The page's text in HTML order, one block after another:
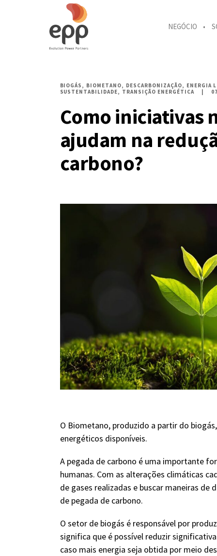
NEGÓCIO
BIOGÁS BIOMETANO DESCARBONIZAÇÃO
ENERGIA
SUSTENTABILIDADE
TRANSIÇÃO ENERGÉTICA
Como iniciativas
ajudam na
carbono?
O Biometano, produzido a partir do
energéticos disponíveis.
A pegada de carbono é uma importante
humanas. Com as alterações climáticas
de gases realizadas e buscar maneiras de
de pegada de carbono.
O setor de biogás é responsável por
significa que é possível reduzir
caso mais energia seja obtida por meio